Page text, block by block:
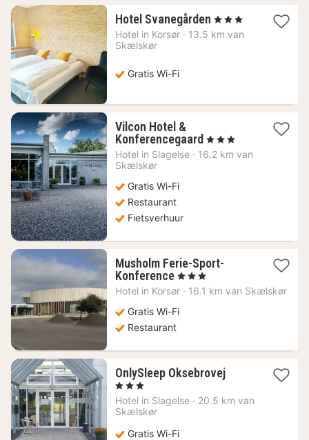
Hotel Svanegården 1
nacht
, 3 Sterren
Hotel in Korsør · 13.5 km van
Skælskør
Gratis Wi-Fi
Vilcon Hotel &
Konferencegaard 1
nacht
vanaf
, 3 Sterren
Hotel in Slagelse · 16.2 km van
Skælskør
Gratis Wi-Fi
Restaurant
Fietsverhuur
Musholm Ferie-Sport-
Konference 1
nacht
vanaf
99,69
€
, 3 Sterren
Hotel in Korsør · 16.1 km van Skælskør
Gratis Wi-Fi
Restaurant
OnlySleep Oksebrovej1
nacht
vanaf
100,65
, 3 Sterren
Hotel in Slagelse · 20.5 km van
Skælskør
Gratis Wi-Fi